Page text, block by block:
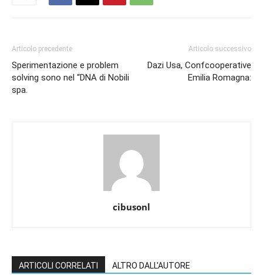
Articolo precedente
Sperimentazione e problem
solving sono nel “DNA di Nobili
spa.
Articolo successivo
Dazi Usa, Confcooperative
Emilia Romagna:
cibusonl
ARTICOLI CORRELATI ALTRO DALL'AUTORE